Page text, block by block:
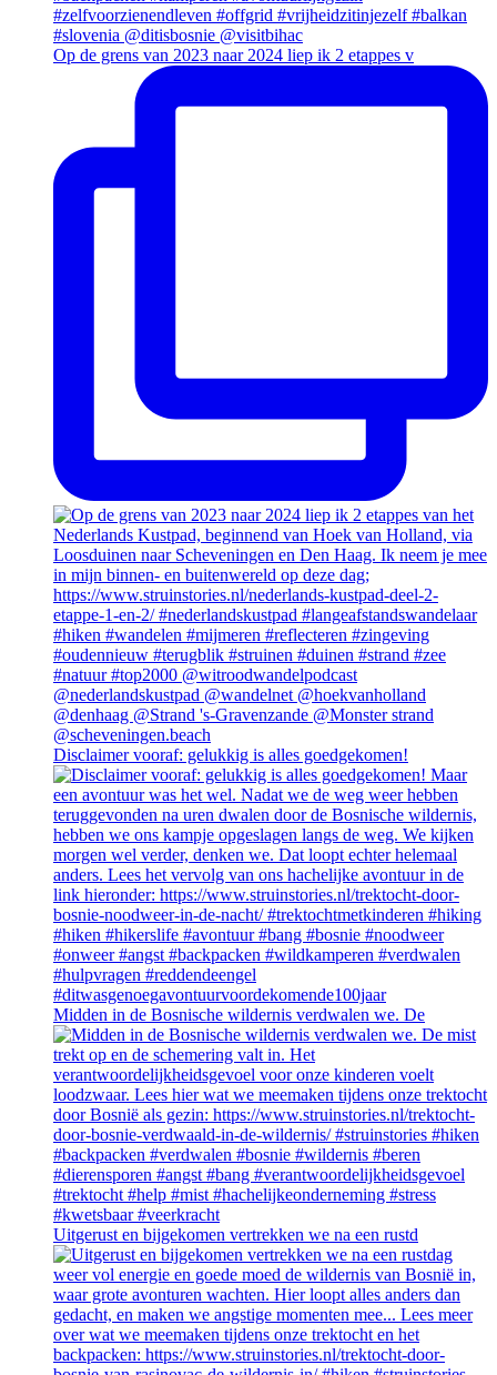
Op de grens van 2023 naar 2024 liep ik 2 etappes v
Disclaimer vooraf: gelukkig is alles goedgekomen!
Midden in de Bosnische wildernis verdwalen we. De
Uitgerust en bijgekomen vertrekken we na een rustd